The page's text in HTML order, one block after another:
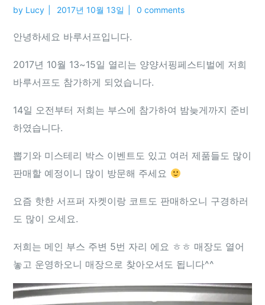
by Lucy 2017년 10월 13일 0 comments
안녕하세요 바루서프입니다.
2017년 10월 13~15일 열리는 양양서핑페스티벌에 저희
바루서프도 참가하게 되었습니다.
14일 오전부터 저희는 부스에 참가하여 밤늦게까지 준비
하였습니다.
뽑기와 미스테리 박스 이벤트도 있고 여러 제품들도 많이
판매할 예정이니 많이 방문해 주세요
요즘 핫한 서프퍼 자켓이랑 코트도 판매하오니 구경하러
도 많이 오세요.
저희는 메인 부스 주변 5번 자리 에요 ㅎㅎ 매장도 열어
놓고 운영하오니 매장으로 찾아오셔도 됩니다^^